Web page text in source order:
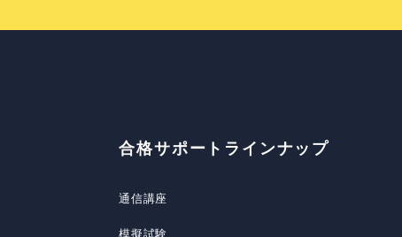
合格サポートラインナップ
通信講座
模擬試験